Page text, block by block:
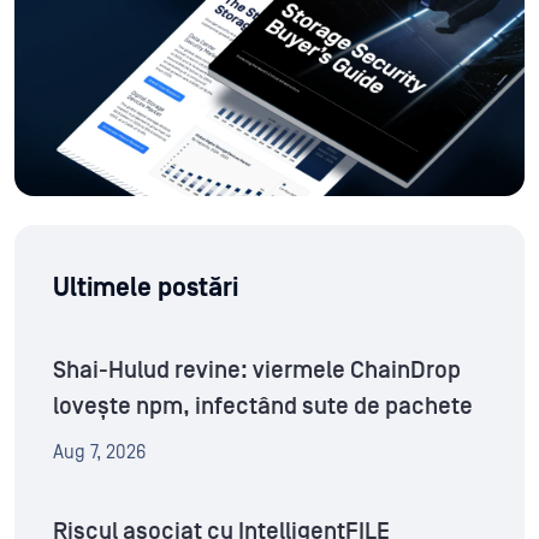
Ultimele postări
Shai-Hulud revine: viermele ChainDrop
lovește npm, infectând sute de pachete
Aug 7, 2026
Riscul asociat cu IntelligentFILE